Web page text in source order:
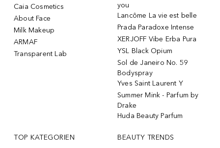
Caia Cosmetics
About Face
Milk Makeup
ARMAF
Transparent Lab
you
Lancôme La vie est belle
Prada Paradoxe Intense
XERJOFF Vibe Erba Pura
YSL Black Opium
Sol de Janeiro No. 59
Bodyspray
Yves Saint Laurent Y
Summer Mink - Parfum by
Drake
Huda Beauty Parfum
TOP KATEGORIEN BEAUTY TRENDS